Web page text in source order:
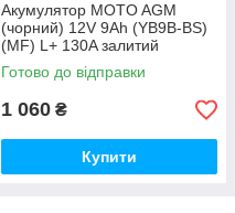
Акумулятор MOTO AGM
(чорний) 12V 9Ah (YB9B-ВS)
(MF) L+ 130A залитий
Готово до відправки
1 060 ₴
Купити